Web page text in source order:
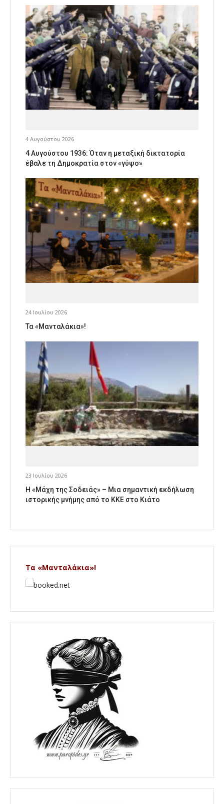
4 Αυγούστου 2026
4 Αυγούστου 1936: Όταν η μεταξική δικτατορία
έβαλε τη Δημοκρατία στον «γύψο»
24 Ιουλίου 2026
Τα «Μανταλάκια»!
23 Ιουλίου 2026
Η «Μάχη της Σοδειάς» – Μια σημαντική εκδήλωση
ιστορικής μνήμης από το ΚΚΕ στο Κιάτο
Τα «Μανταλάκια»!